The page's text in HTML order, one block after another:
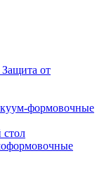
Защита от
формовочные